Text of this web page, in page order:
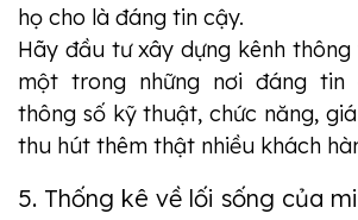
họ cho là đáng tin cậy.
Hãy đầu tư xây dựng kênh
một trong những nơi đáng tin
thông số kỹ thuật, chức năng,
thu hút thêm thật nhiều khách
5. Thống kê về lối sống của